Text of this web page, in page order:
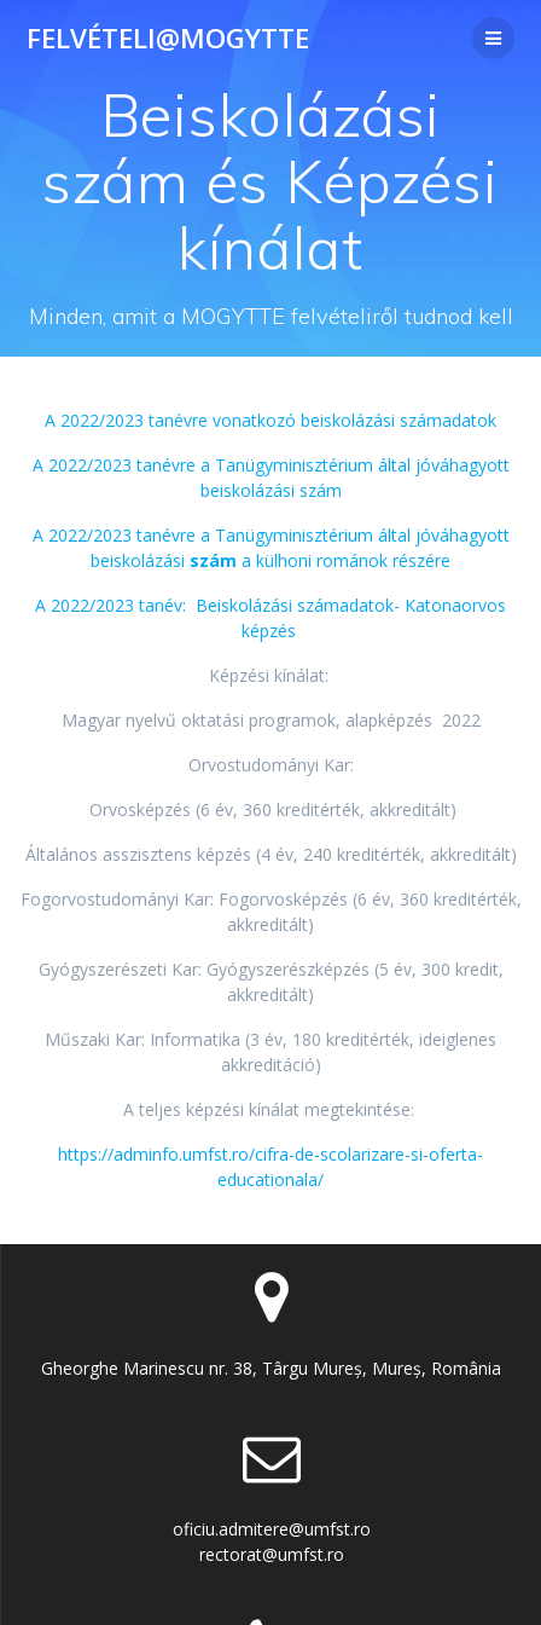
to
FELVÉTELI@MOGYTTE
Beiskolázási
szám és Képzési
kínálat
Minden, amit a MOGYTTE felvételiről tudnod kell
A 2022/2023 tanévre vonatkozó beiskolázási számadatok
A 2022/2023 tanévre a Tanügyminisztérium által jóváhagyott
beiskolázási szám
A 2022/2023 tanévre a Tanügyminisztérium által jóváhagyott
beiskolázási szám a külhoni románok részére
A 2022/2023 tanév: Beiskolázási számadatok- Katonaorvos
képzés
Képzési kínálat:
Magyar nyelvű oktatási programok, alapképzés 2022
Orvostudományi Kar:
Orvosképzés (6 év, 360 kreditérték, akkreditált)
Általános asszisztens képzés (4 év, 240 kreditérték, akkreditált)
Fogorvostudományi Kar: Fogorvosképzés (6 év, 360 kreditérték,
akkreditált)
Gyógyszerészeti Kar: Gyógyszerészképzés (5 év, 300 kredit,
akkreditált)
Műszaki Kar: Informatika (3 év, 180 kreditérték, ideiglenes
akkreditáció)
A teljes képzési kínálat megtekintése:
https://adminfo.umfst.ro/cifra-de-scolarizare-si-oferta-
educationala/
Gheorghe Marinescu nr. 38, Târgu Mureș, Mureș, România
oficiu.admitere@umfst.ro
rectorat@umfst.ro